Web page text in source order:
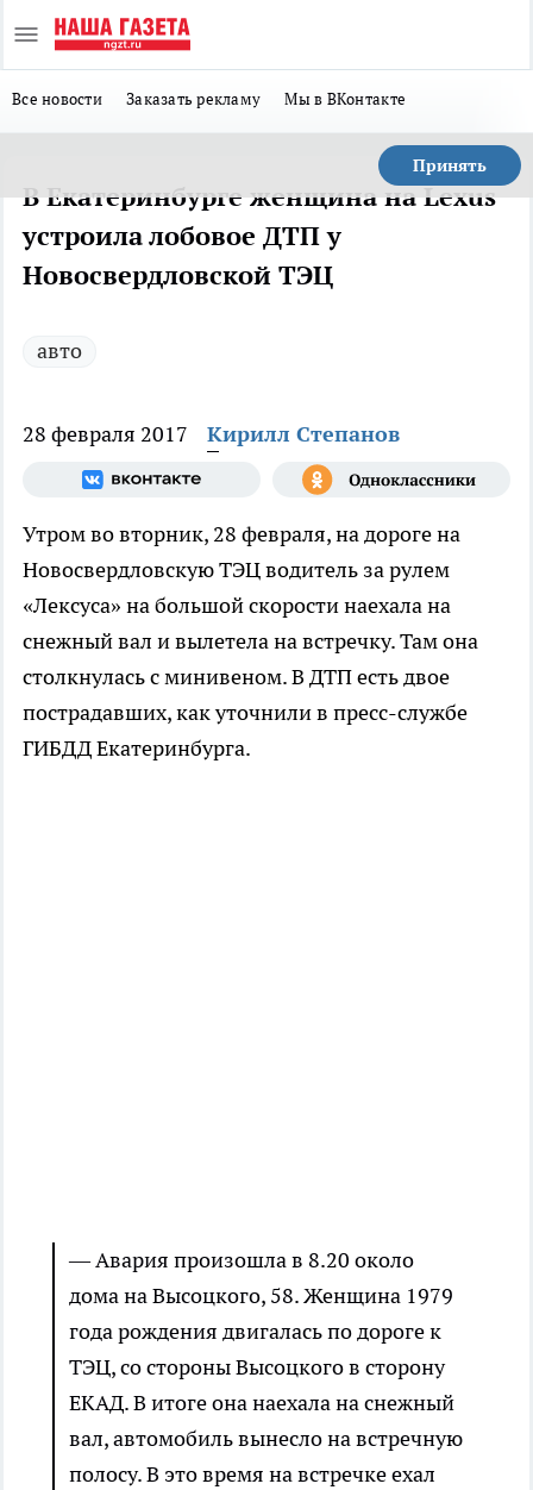
Все новости Заказать рекламу Мы в ВКонтакте
Принять
В Екатеринбурге женщина на Lexus
устроила лобовое ДТП у
Новосвердловской ТЭЦ‍
авто
28 февраля 2017 Кирилл Степанов
Утром во вторник, 28 февраля, на дороге на
Новосвердловскую ТЭЦ водитель за рулем
«Лексуса» на большой скорости наехала на
снежный вал и вылетела на встречку. Там она
столкнулась с минивеном. В ДТП есть двое
пострадавших, как уточнили в пресс-службе
ГИБДД Екатеринбурга.
— Авария произошла в 8.20 около
дома на Высоцкого, 58. Женщина 1979
года рождения двигалась по дороге к
ТЭЦ, со стороны Высоцкого в сторону
ЕКАД. В итоге она наехала на снежный
вал, автомобиль вынесло на встречную
полосу. В это время на встречке ехал